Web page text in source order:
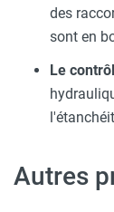
des
sont en
Le
Autres